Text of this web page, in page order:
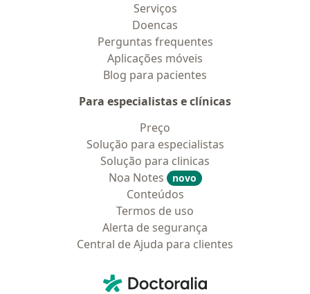
Serviços
Doencas
Perguntas frequentes
Aplicações móveis
Blog para pacientes
Para especialistas e clínicas
Preço
Solução para especialistas
Solução para clinicas
Noa Notes
novo
Conteúdos
Termos de uso
Alerta de segurança
Central de Ajuda para clientes
Doctoralia - Homepage